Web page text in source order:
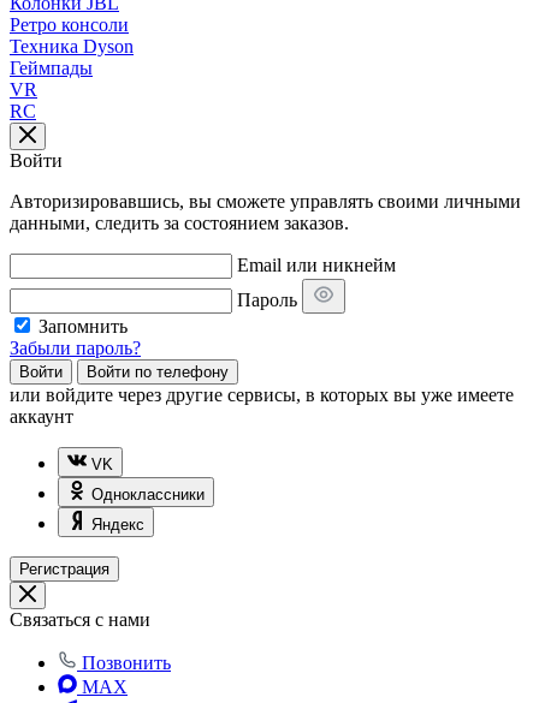
Ретро консоли
Техника Dyson
Геймпады
VR
RC
Войти
Авторизировавшись, вы сможете управлять своими личными
данными, следить за состоянием заказов.
Email или никнейм
Пароль
Запомнить
Забыли пароль?
Войти Войти по телефону
или войдите через другие сервисы, в которых вы уже имеете
аккаунт
VK
Одноклассники
Яндекс
Регистрация
Связаться с нами
Позвонить
MAX